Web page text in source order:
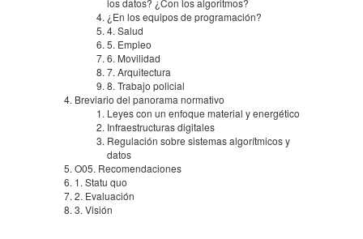
los datos? ¿Con los algo­rit­mos?
¿En los equi­pos de progra­ma­ción?
4. Salud
5. Empleo
6. Movi­li­dad
7. Arqui­tec­tura
8. Trabajo poli­cial
Brevi­a­rio del pano­rama norma­tivo
Leyes con un enfo­que mate­rial y ener­gé­tico
Infra­es­truc­tu­ras digi­ta­les
Regu­la­ción sobre siste­mas algo­rít­mi­cos y
datos
O05. Reco­men­da­ci­o­nes
1. Statu quo
2. Evalu­a­ción
3. Visión